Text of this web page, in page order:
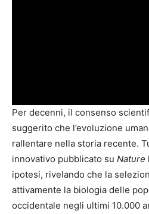
Per decenni, il consenso
suggerito che l’evoluzione
rallentare nella storia recente.
innovativo pubblicato su Nature
ipotesi, rivelando che la
attivamente la biologia delle
occidentale negli ultimi 10.000